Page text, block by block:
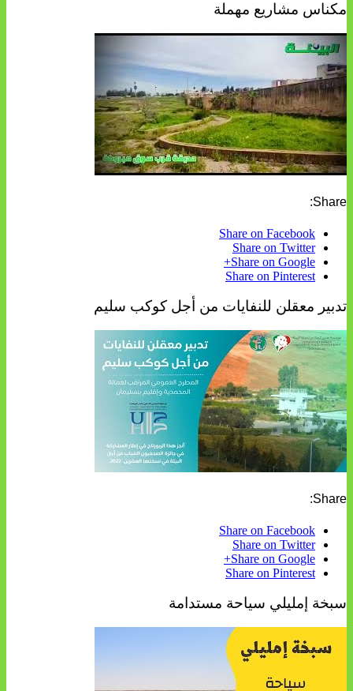
مكناس مشاريع مهملة
Share:
Share on Facebook
Share on Twitter
Share on Google+
Share on Pinterest
تدبير معقلن للنفايات من أجل كوكب سليم
Share:
Share on Facebook
Share on Twitter
Share on Google+
Share on Pinterest
سبخة إمليلي سياحة مستدامة